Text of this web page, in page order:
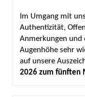
Im Umgang mit
Authentizität,
Anmerkungen
Augenhöhe sehr
auf unsere
2026 zum fünften